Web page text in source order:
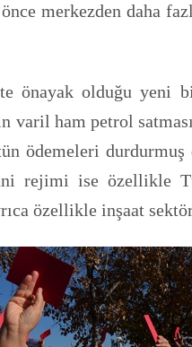
merkezden daha
önayak olduğu yeni
varil ham petrol
ödemeleri
rejimi ise özellikle
özellikle inşaat